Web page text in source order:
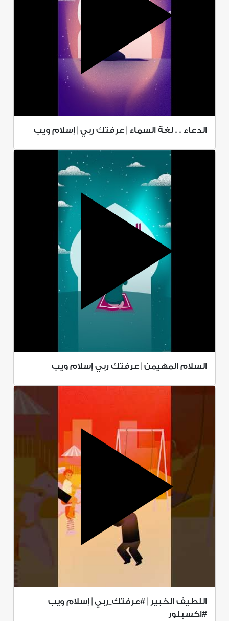
الدعاء . . لغة السماء | عرفتك ربي | إسلام ويب
السلام المهيمن | عرفتك ربي إسلام ويب
اللطيف الخبير | #عرفتك_ربي | إسلام ويب
#اكسبلور